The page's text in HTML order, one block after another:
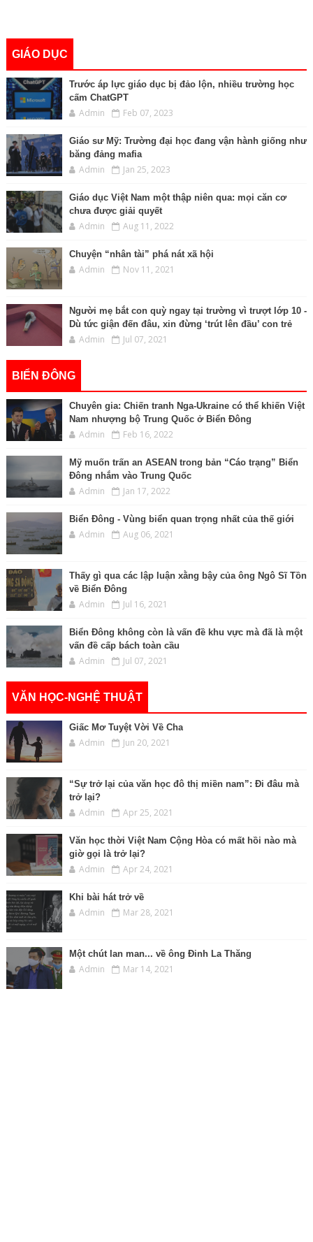
GIÁO DỤC
Trước áp lực giáo dục bị đảo lộn, nhiều trường học
cấm ChatGPT
Admin Feb 07, 2023
Giáo sư Mỹ: Trường đại học đang vận hành giống như
băng đảng mafia
Admin Jan 25, 2023
Giáo dục Việt Nam một thập niên qua: mọi căn cơ
chưa được giải quyết
Admin Aug 11, 2022
Chuyện “nhân tài” phá nát xã hội
Admin Nov 11, 2021
Người mẹ bắt con quỳ ngay tại trường vì trượt lớp 10 -
Dù tức giận đến đâu, xin đừng ‘trút lên đầu’ con trẻ
Admin Jul 07, 2021
BIỂN ĐÔNG
Chuyên gia: Chiến tranh Nga-Ukraine có thể khiến Việt
Nam nhượng bộ Trung Quốc ở Biển Đông
Admin Feb 16, 2022
Mỹ muốn trấn an ASEAN trong bản “Cáo trạng” Biển
Đông nhắm vào Trung Quốc
Admin Jan 17, 2022
Biển Đông - Vùng biển quan trọng nhất của thế giới
Admin Aug 06, 2021
Thấy gì qua các lập luận xằng bậy của ông Ngô Sĩ Tồn
về Biển Đông
Admin Jul 16, 2021
Biển Đông không còn là vấn đề khu vực mà đã là một
vấn đề cấp bách toàn cầu
Admin Jul 07, 2021
VĂN HỌC-NGHỆ THUẬT
Giấc Mơ Tuyệt Vời Về Cha
Admin Jun 20, 2021
“Sự trở lại của văn học đô thị miền nam”: Đi đâu mà
trở lại?
Admin Apr 25, 2021
Văn học thời Việt Nam Cộng Hòa có mất hồi nào mà
giờ gọi là trở lại?
Admin Apr 24, 2021
Khi bài hát trở về
Admin Mar 28, 2021
Một chút lan man... về ông Đinh La Thăng
Admin Mar 14, 2021